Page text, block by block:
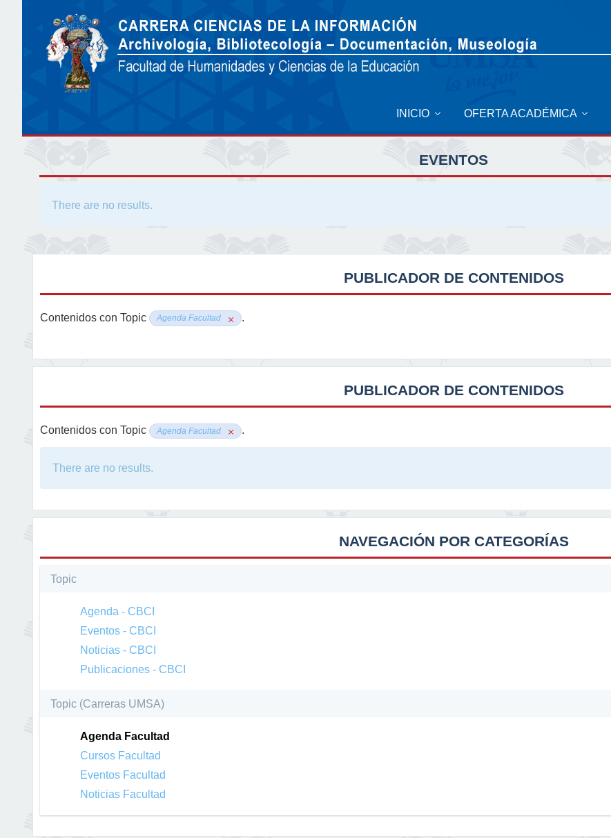
INICIO OFERTA ACADÉMICA
EVENTOS
There are no results.
PUBLICADOR DE CONTENIDOS
Contenidos con Topic Agenda Facultad .
PUBLICADOR DE CONTENIDOS
Contenidos con Topic Agenda Facultad .
There are no results.
NAVEGACIÓN POR CATEGORÍAS
Topic
Agenda - CBCI
Eventos - CBCI
Noticias - CBCI
Publicaciones - CBCI
Topic (Carreras UMSA)
Agenda Facultad
Cursos Facultad
Eventos Facultad
Noticias Facultad